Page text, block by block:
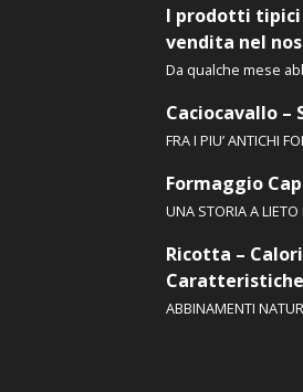
I prodotti tipici
vendita nel
Da qualche mese
Caciocavallo –
FRA I PIU’ ANTICHI
Formaggio
UNA STORIA A
Ricotta –
Caratteristiche
ABBINAMENTI